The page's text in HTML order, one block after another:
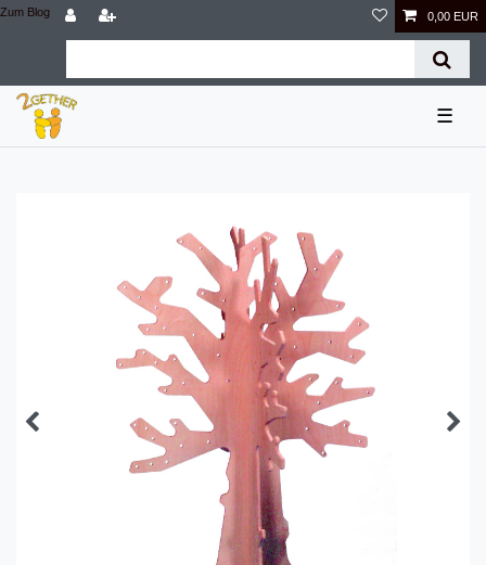
Zum Blog 0,00 EUR
☰